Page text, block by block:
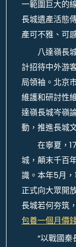
一範圍巨大的
長城遺產活態
產可不雅、可
八達嶺長
計招待中外游
局領袖。北京
維護和研討性
達嶺長城岑嶺
動，推進長城
在寧夏，
城，顛末千百
識。本年5月
正式向大眾開
長城若何夯筑
包養一個月價
“以戰國